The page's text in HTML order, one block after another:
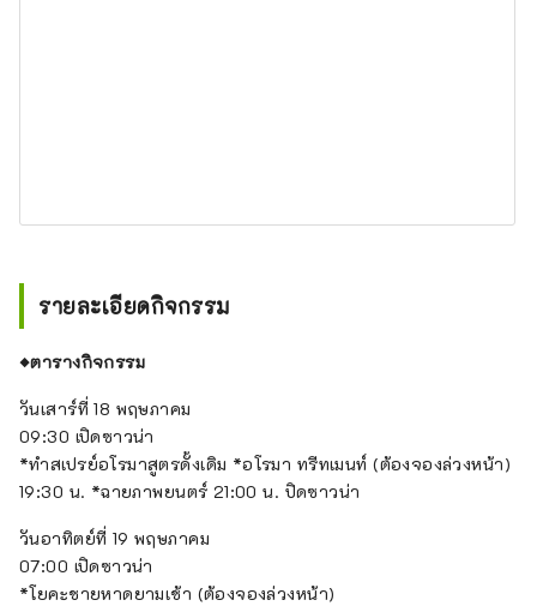
รายละเอียดกิจกรรม
◆ตารางกิจกรรม
วันเสาร์ที่ 18 พฤษภาคม
09:30 เปิดซาวน่า
*ทำสเปรย์อโรมาสูตรดั้งเดิม *อโรมา ทรีทเมนท์ (ต้องจองล่วงหน้า)
19:30 น. *ฉายภาพยนตร์ 21:00 น. ปิดซาวน่า
วันอาทิตย์ที่ 19 พฤษภาคม
07:00 เปิดซาวน่า
*โยคะชายหาดยามเช้า (ต้องจองล่วงหน้า)